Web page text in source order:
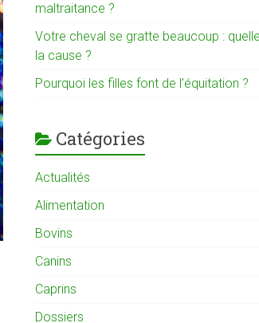
maltraitance ?
Votre cheval se gratte beaucoup :
la cause ?
Pourquoi les filles font de l’équitation ?
Catégories
Actualités
Alimentation
Bovins
Canins
Caprins
Dossiers